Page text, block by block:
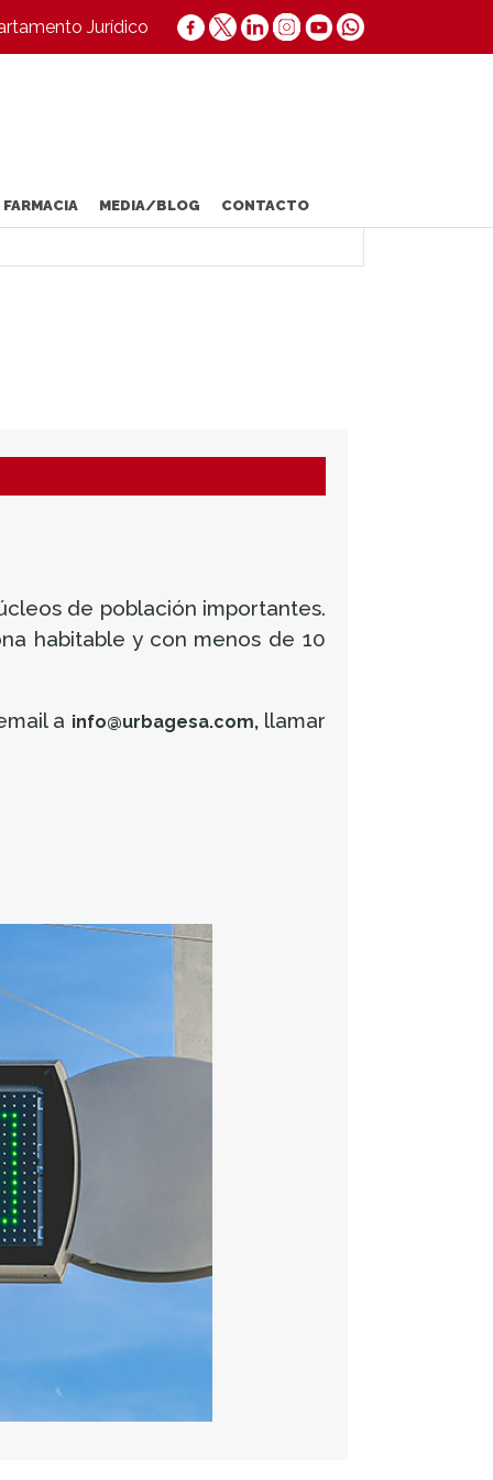
Jurídico
FARMACIA MEDIA/BLOG CONTACTO
de población importantes.
habitable y con menos de 10
a info@urbagesa.com, llamar